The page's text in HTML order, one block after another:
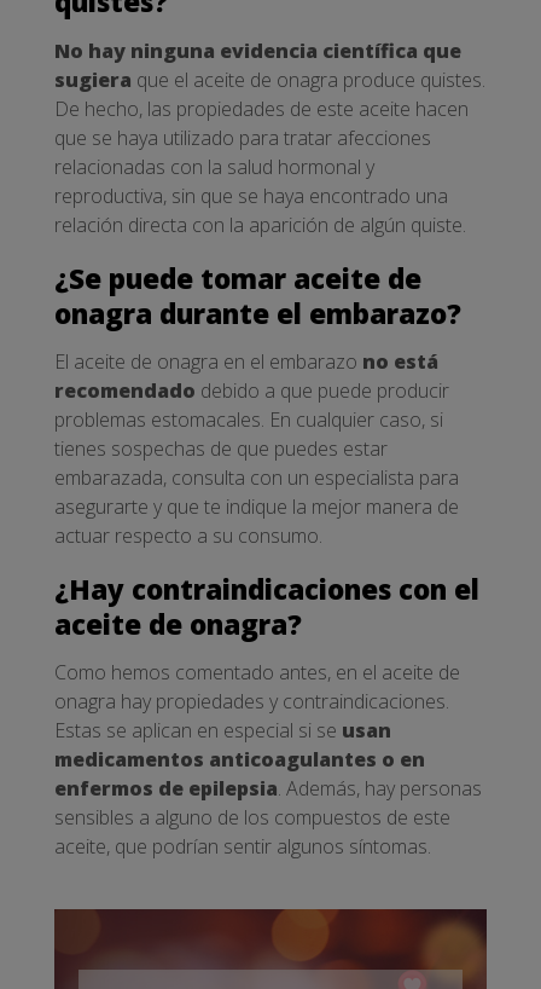
No hay ninguna evidencia científica que
sugiera que el aceite de onagra produce quistes.
De hecho, las propiedades de este aceite hacen
que se haya utilizado para tratar afecciones
relacionadas con la salud hormonal y
reproductiva, sin que se haya encontrado una
relación directa con la aparición de algún quiste.
¿Se puede tomar aceite de
onagra durante el embarazo?
El aceite de onagra en el embarazo no está
recomendado debido a que puede producir
problemas estomacales. En cualquier caso, si
tienes sospechas de que puedes estar
embarazada, consulta con un especialista para
asegurarte y que te indique la mejor manera de
actuar respecto a su consumo.
¿Hay contraindicaciones con el
aceite de onagra?
Como hemos comentado antes, en el aceite de
onagra hay propiedades y contraindicaciones.
Estas se aplican en especial si se usan
medicamentos anticoagulantes o en
enfermos de epilepsia. Además, hay personas
sensibles a alguno de los compuestos de este
aceite, que podrían sentir algunos síntomas.